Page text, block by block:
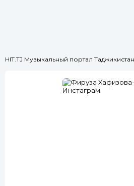
HIT.TJ Музыкальный портал